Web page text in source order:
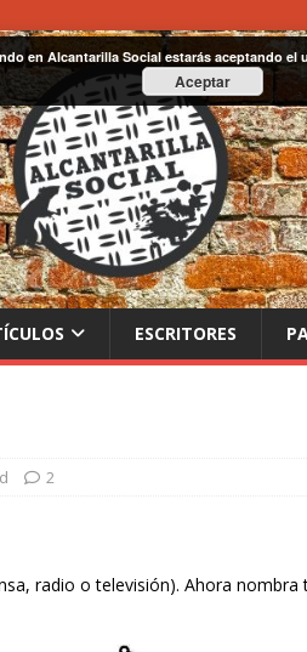
ESCRITORES
2
radio o televisión). Ahora nombra
en Alcantarilla Social estarás aceptando el
Aceptar